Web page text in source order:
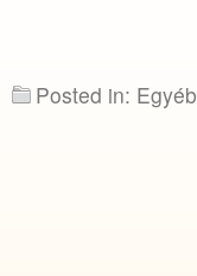
Posted in: Egyéb